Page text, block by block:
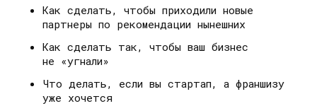
Как сделать, чтобы приходили новые
партнеры по рекомендации нынешних
Как сделать так, чтобы ваш бизнес
не «угнали»
Что делать, если вы стартап, а франшизу
уже хочется